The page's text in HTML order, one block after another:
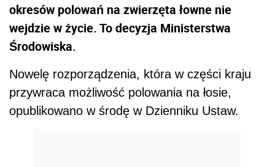
okresów polowań na zwierzęta łowne nie
wejdzie w życie. To decyzja Ministerstwa
Środowiska.
Nowelę rozporządzenia, która w części kraju
przywraca możliwość polowania na łosie,
opublikowano w środę w Dzienniku Ustaw.